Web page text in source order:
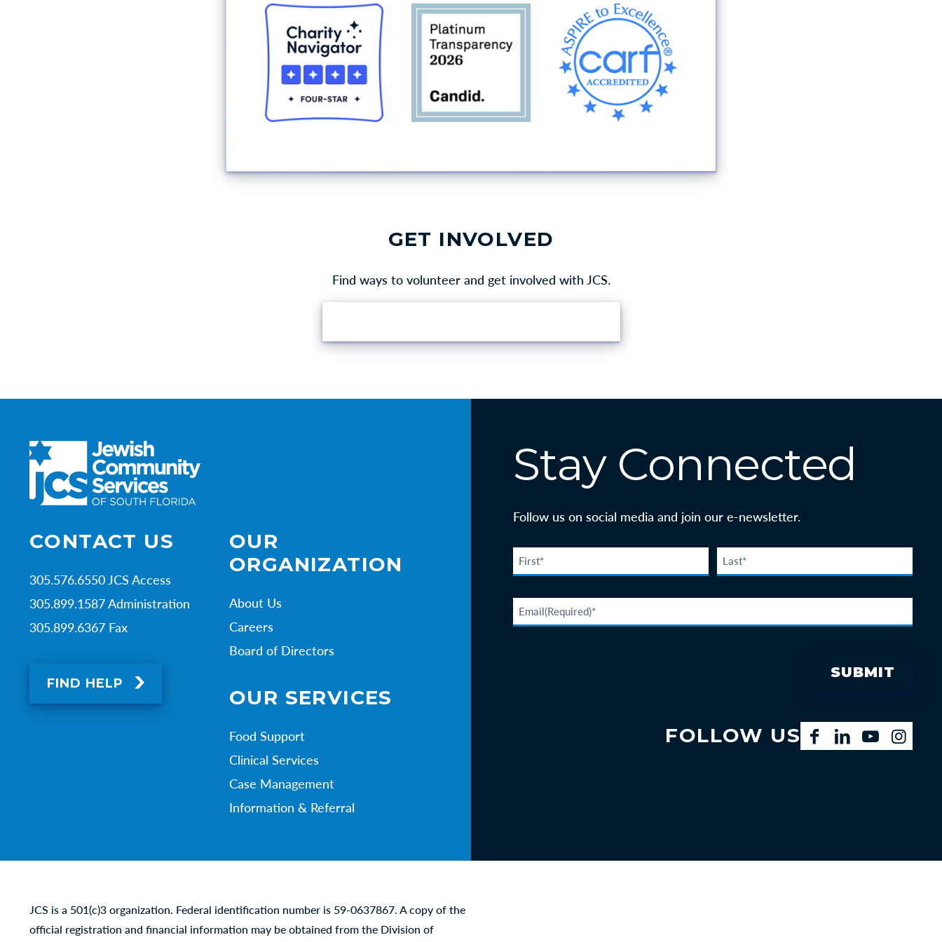
GET INVOLVED
Find ways to volunteer and get involved with JCS.
CONTACT US
305.576.6550 JCS Access
305.899.1587 Administration
305.899.6367 Fax
FIND HELP
OUR
ORGANIZATION
About Us
Careers
Board of Directors
OUR SERVICES
Food Support
Clinical Services
Case Management
Information & Referral
Stay Connected
Follow us on social media and join our e-newsletter.
FOLLOW US
JCS is a 501(c)3 organization. Federal identification number is 59-0637867. A copy of the
official registration and financial information may be obtained from the Division of